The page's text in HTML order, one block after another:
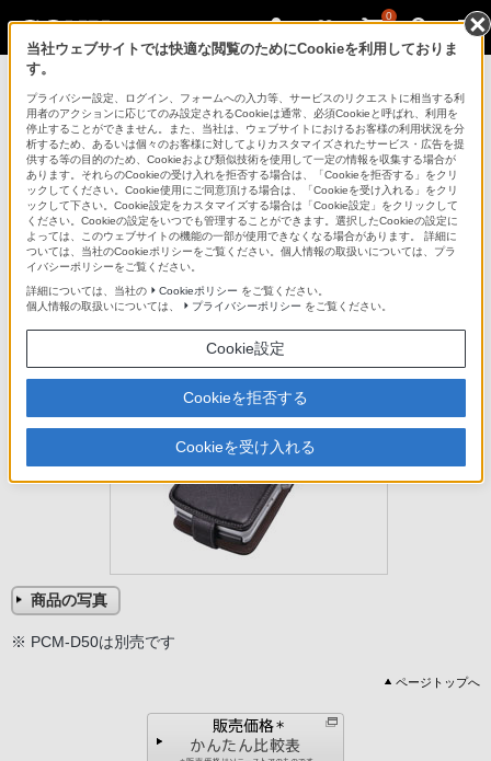
0
CKL-PCMD50
ボディを保護。高級感のある本革仕様
キャリングケース
CKL-PCMD50
生産完了
商品の写真
※ PCM-D50は別売です
ページトップへ
当社ウェブサイトでは快適な閲覧のためにCookieを利用しておりま
す。
プライバシー設定、ログイン、フォームへの入力等、サービスのリクエストに相当する利
用者のアクションに応じてのみ設定されるCookieは通常、必須Cookieと呼ばれ、利用を
停止することができません。また、当社は、ウェブサイトにおけるお客様の利用状況を分
析するため、あるいは個々のお客様に対してよりカスタマイズされたサービス・広告を提
供する等の目的のため、Cookieおよび類似技術を使用して一定の情報を収集する場合が
あります。それらのCookieの受け入れを拒否する場合は、「Cookieを拒否する」をクリ
ックしてください。Cookie使用にご同意頂ける場合は、「Cookieを受け入れる」をクリ
ックして下さい。Cookie設定をカスタマイズする場合は「Cookie設定」をクリックして
ください。Cookieの設定をいつでも管理することができます。選択したCookieの設定に
よっては、このウェブサイトの機能の一部が使用できなくなる場合があります。 詳細に
ついては、当社のCookieポリシーをご覧ください。個人情報の取扱いについては、プラ
イバシーポリシーをご覧ください。
詳細については、当社の
Cookieポリシー をご覧ください。
個人情報の取扱いについては、
プライバシーポリシー をご覧ください。
Cookie設定
Cookieを拒否する
Cookieを受け入れる